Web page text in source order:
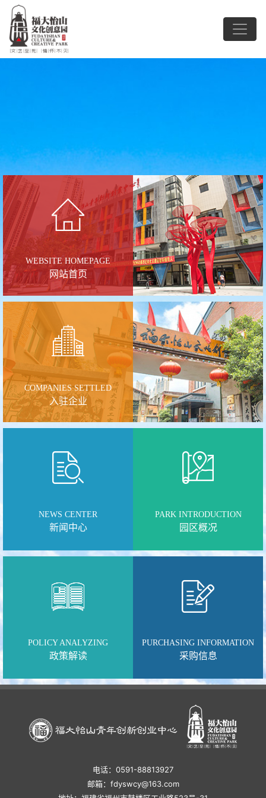
WEBSITE HOMEPAGE
网站首页
COMPANIES SETTLED
入驻企业
NEWS CENTER
新闻中心
PARK INTRODUCTION
园区概况
POLICY ANALYZING
政策解读
PURCHASING INFORMATION
采购信息
电话：0591-88813927
邮箱：fdyswcy@163.com